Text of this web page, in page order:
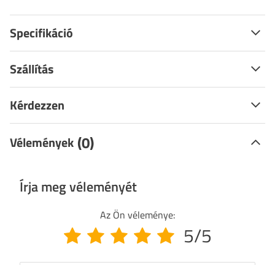
Specifikáció
Szállítás
Kérdezzen
Vélemények (0)
Írja meg véleményét
Az Ön véleménye:
5/5